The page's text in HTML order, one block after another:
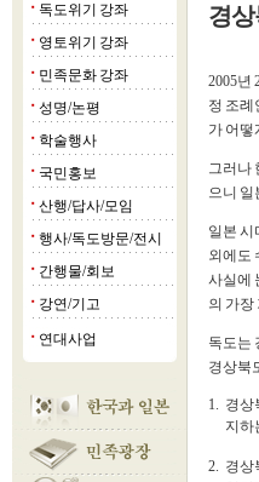
■ 독도위기 강좌
■ 영토위기 강좌
■ 민족문화 강좌
■ 성명/논평
■ 학술행사
■ 국민홍보
■ 산행/답사/모임
■ 행사/독도방문/전시
■ 간행물/회보
■ 강연/기고
■ 연대사업
경
2005년
정 조례
가 어떻
그러나
으니 일
일본 시
외에도
사실에
의 가장
독도는
경상북
1. 경상
지하
2. 경상